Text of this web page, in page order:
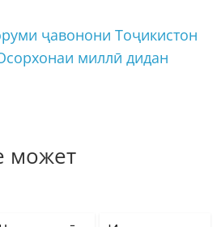
ҷавонони Тоҷикистон
миллӣ дидан
может